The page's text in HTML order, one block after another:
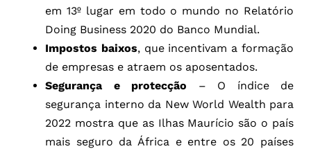
em 13º lugar em todo o mundo no Relatório
Doing Business 2020 do Banco Mundial.
Impostos baixos, que incentivam a formação
de empresas e atraem os aposentados.
Segurança e protecção – O índice de
segurança interno da New World Wealth para
2022 mostra que as Ilhas Maurício são o país
mais seguro da África e entre os 20 países